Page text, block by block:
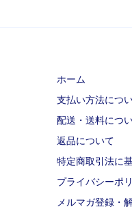
ホーム
支払い方法につ
配送・送料につ
返品について
特定商取引法に
プライバシーポ
メルマガ登録・